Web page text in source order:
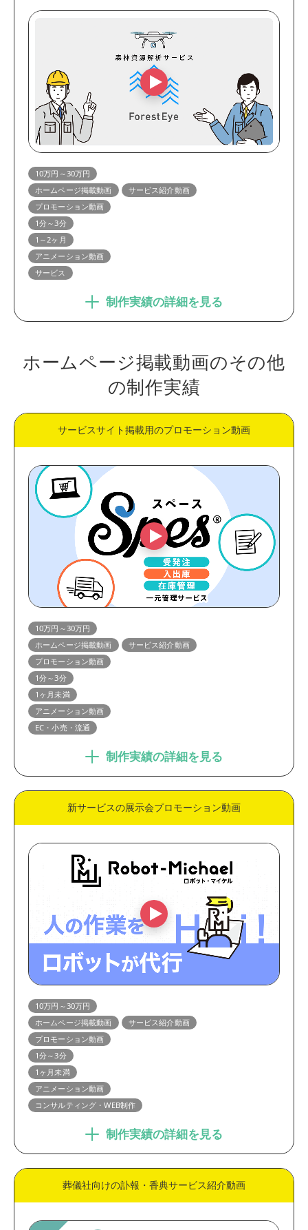
10万円～30万円
ホームページ掲載動画
サービス紹介動画
プロモーション動画
1分～3分
1～2ヶ月
アニメーション動画
サービス
制作実績の詳細を見る
ホームページ掲載動画のその他
の制作実績
サービスサイト掲載用のプロモーション動画
10万円～30万円
ホームページ掲載動画
サービス紹介動画
プロモーション動画
1分～3分
1ヶ月未満
アニメーション動画
EC・小売・流通
制作実績の詳細を見る
新サービスの展示会プロモーション動画
10万円～30万円
ホームページ掲載動画
サービス紹介動画
プロモーション動画
1分～3分
1ヶ月未満
アニメーション動画
コンサルティング・WEB制作
制作実績の詳細を見る
葬儀社向けの訃報・香典サービス紹介動画